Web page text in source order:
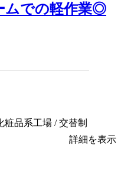
ムでの軽作業◎
粧品系工場 / 交替制
詳細を表示